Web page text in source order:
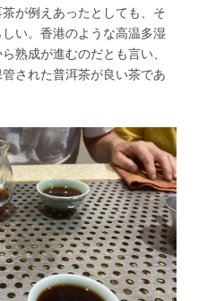
が例えあったとしても、そ
い。香港のような高温多湿
熟成が進むのだとも言い、
された普洱茶が良い茶であ